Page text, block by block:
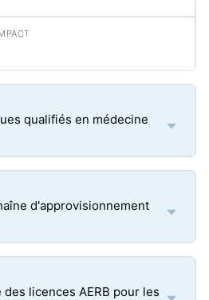
qualifiés en médecine
d'approvisionnement
licences AERB pour les